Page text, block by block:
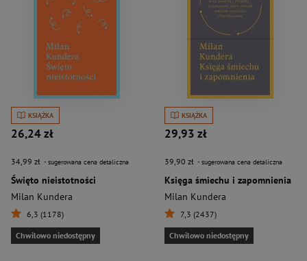
KSIĄŻKA
26,24 zł
34,99 zł - sugerowana cena detaliczna
Święto nieistotności
Milan Kundera
6,3 (1178)
Chwilowo niedostępny
KSIĄŻKA
29,93 zł
39,90 zł - sugerowana cena detaliczna
Księga śmiechu i zapomnienia
Milan Kundera
7,3 (2437)
Chwilowo niedostępny